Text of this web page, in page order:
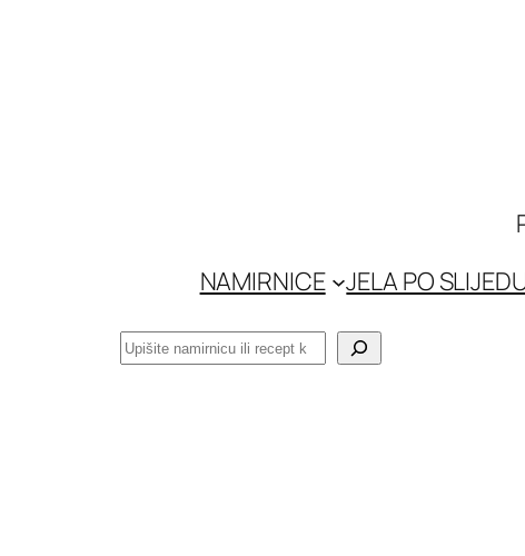
NAMIRNICE
JELA PO
Pretraga